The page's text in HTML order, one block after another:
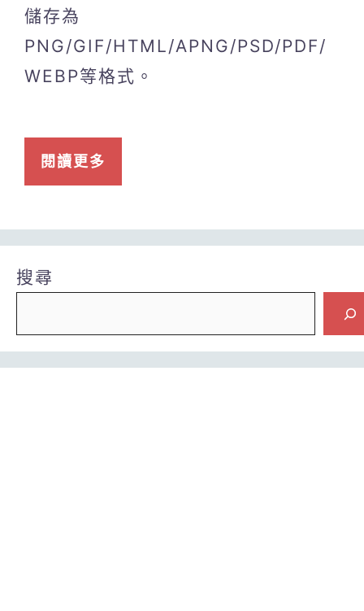
儲存為
PNG/GIF/HTML/APNG/PSD/PDF/
WEBP等格式。
閱讀更多
搜尋